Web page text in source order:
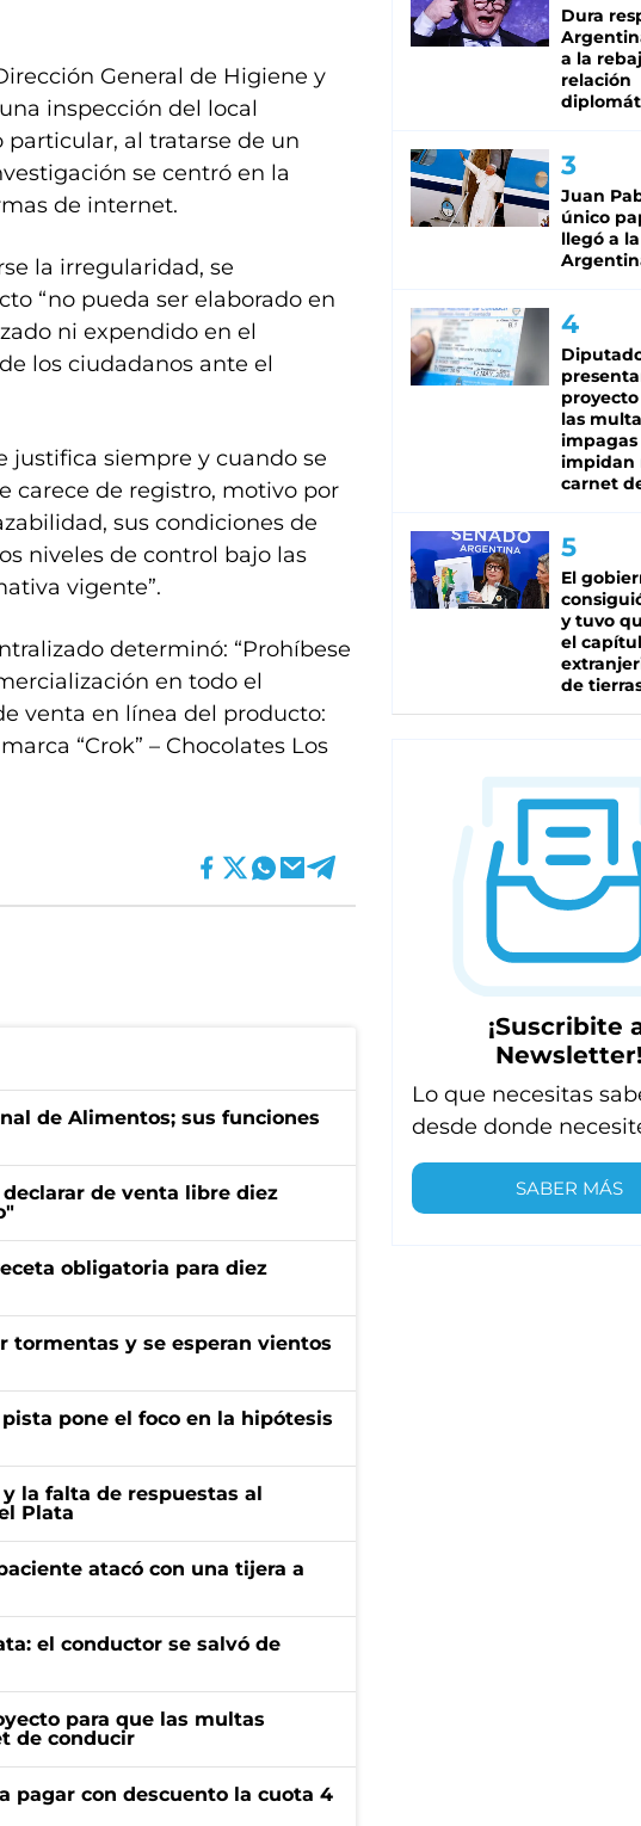
General de Higiene y
inspección del local
particular, al tratarse de un
se centró en la
de internet.
la irregularidad, se
“no pueda ser elaborado en
ni expendido en el
los ciudadanos ante el
justifica siempre y cuando se
carece de registro, motivo por
sus condiciones de
niveles de control bajo las
vigente”.
determinó: “Prohíbese
en todo el
venta en línea del producto:
“Crok” – Chocolates Los
de Alimentos; sus funciones
de venta libre diez
obligatoria para diez
tormentas y se esperan vientos
pone el foco en la hipótesis
la falta de respuestas al
Plata
atacó con una tijera a
el conductor se salvó de
para que las multas
de conducir
pagar con descuento la cuota 4
Dura
a la
relación
Juan
único
llegó a la
las
impagas
impidan
carnet
El
y tuvo
el
de
¡Suscribite
Newsletter!
Lo que necesitas
desde donde
SABER MÁS